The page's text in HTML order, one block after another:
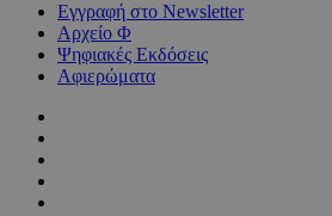
Εγγραφή στο Newsletter
Αρχείο Φ
Ψηφιακές Εκδόσεις
Αφιερώματα